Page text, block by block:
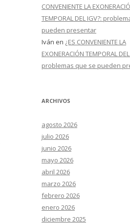
CONVENIENTE LA
TEMPORAL DEL IGV?:
pueden presentar
Iván en ¿ES CONVENIENTE LA
EXONERACIÓN TEMPORAL
problemas que se pueden
ARCHIVOS
agosto 2026
julio 2026
junio 2026
mayo 2026
abril 2026
marzo 2026
febrero 2026
enero 2026
diciembre 2025